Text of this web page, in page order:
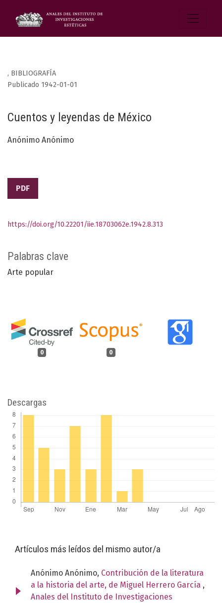
, BIBLIOGRAFÍA
Cuentos y leyendas de México
Publicado 1942-01-01
Anónimo Anónimo
PDF
Palabras clave
Arte popular
0 0
https://doi.org/10.22201/iie.18703062e.1942.8.313
Descargas
Artículos más leídos del mismo autor/a
Anónimo Anónimo, Contribución de la literatura
a la historia del arte, de Miguel Herrero García ,
Anales del Instituto de Investigaciones